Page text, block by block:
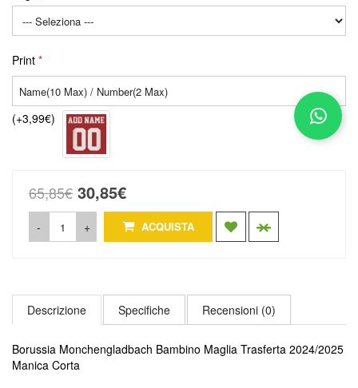
Print
(+3,99€)
65,85€ 30,85€
- + ACQUISTA
Descrizione Specifiche Recensioni (0)
Borussia Monchengladbach Bambino Maglia Trasferta 2024/2025
Manica Corta